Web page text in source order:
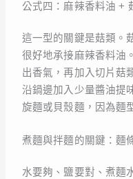
公式四：麻辣香料油 +
這一型的關鍵是菇類。
很好地承接麻辣香料油
出香氣，再加入切片菇
沿鍋邊加入少量醬油提
旋麵或貝殼麵，因為麵
煮麵與拌麵的關鍵：麵
水要夠、鹽要對、煮麵